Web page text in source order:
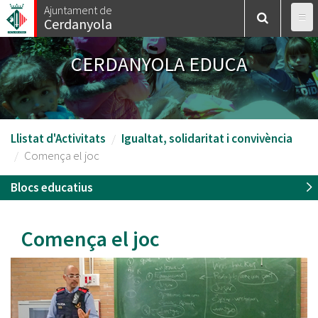
Vés
al
contingut
Ajuntament de
Cerdanyola
CERDANYOLA EDUCA
Llistat d'Activitats
Igualtat, solidaritat i convivència
Comença el joc
Blocs educatius
Comença el joc